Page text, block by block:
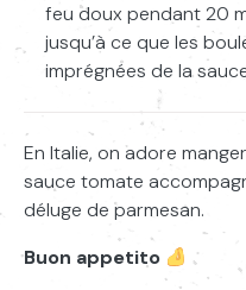
feu doux pendant 20
jusqu’à ce que les
imprégnées de la
En Italie, on adore
sauce tomate
déluge de parmesan.
Buon appetito